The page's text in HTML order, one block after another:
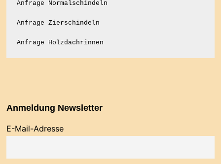
Anfrage Normalschindeln
Anfrage Zierschindeln
Anfrage Holzdachrinnen
Anmeldung Newsletter
E-Mail-Adresse